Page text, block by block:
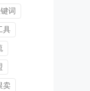
词
具
卖